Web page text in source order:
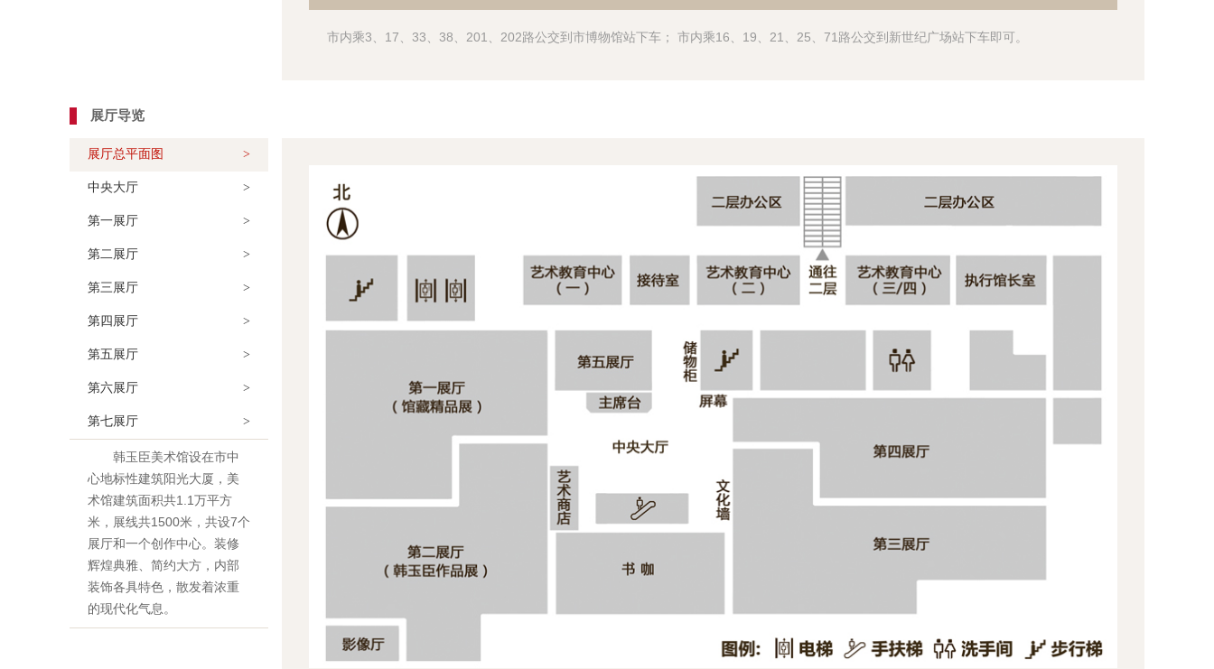
市内乘3、17、33、38、201、202路公交到市博物馆站下车； 市内乘16、19、21、25、71路公交到新世纪广场站下车即可。
展厅导览
展厅总平面图 >
中央大厅 >
第一展厅 >
第二展厅 >
第三展厅 >
第四展厅 >
第五展厅 >
第六展厅 >
第七展厅 >
韩玉臣美术馆设在市中
心地标性建筑阳光大厦，美
术馆建筑面积共1.1万平方
米，展线共1500米，共设7个
展厅和一个创作中心。装修
辉煌典雅、简约大方，内部
装饰各具特色，散发着浓重
的现代化气息。